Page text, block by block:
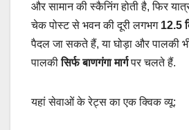
और सामान की स्कैनिंग होती है, फिर
चेक पोस्ट से भवन की दूरी लगभग 12.5
पैदल जा सकते हैं, या घोड़ा और पालकी
पालकीसिर्फ बाणगंगा मार्गपर चलते हैं.
यहां सेवाओं के रेट्स का एक क्विक व्यू: